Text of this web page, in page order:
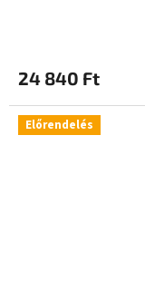
24 840 Ft
Előrendelés